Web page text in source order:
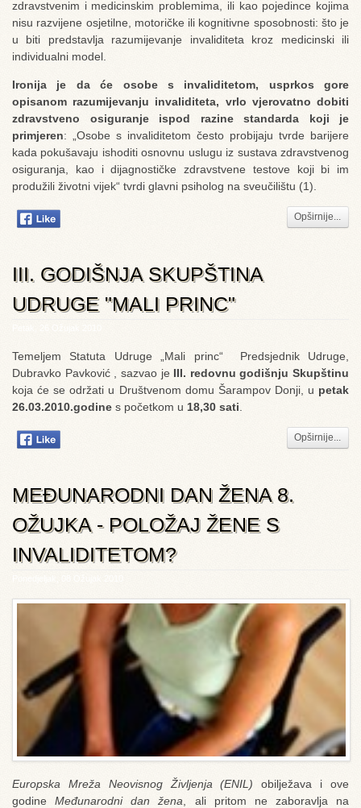
zdravstvenim i medicinskim problemima, ili kao pojedince kojima
nisu razvijene osjetilne, motoričke ili kognitivne sposobnosti: što je
u biti predstavlja razumijevanje invaliditeta kroz medicinski ili
individualni model.
Ironija je da će osobe s invaliditetom, usprkos gore
opisanom razumijevanju invaliditeta, vrlo vjerovatno dobiti
zdravstveno osiguranje ispod razine standarda koji je
primjeren: „Osobe s invaliditetom često probijaju tvrde barijere
kada pokušavaju ishoditi osnovnu uslugu iz sustava zdravstvenog
osiguranja, kao i dijagnostičke zdravstvene testove koji bi im
produžili životni vijek“ tvrdi glavni psiholog na sveučilištu (1).
Opširnije...
III. GODIŠNJA SKUPŠTINA
UDRUGE "MALI PRINC"
Temeljem Statuta Udruge „Mali princ“ Predsjednik Udruge,
Dubravko Pavković , sazvao je III. redovnu godišnju Skupštinu
koja će se održati u Društvenom domu Šarampov Donji, u petak
26.03.2010.godine s početkom u 18,30 sati
Opširnije...
MEĐUNARODNI DAN ŽENA 8.
OŽUJKA - POLOŽAJ ŽENE S
INVALIDITETOM?
Europska Mreža Neovisnog Življenja (ENIL) obilježava i ove
godineMeđunarodni dan žena , ali pritom ne zaboravlja na